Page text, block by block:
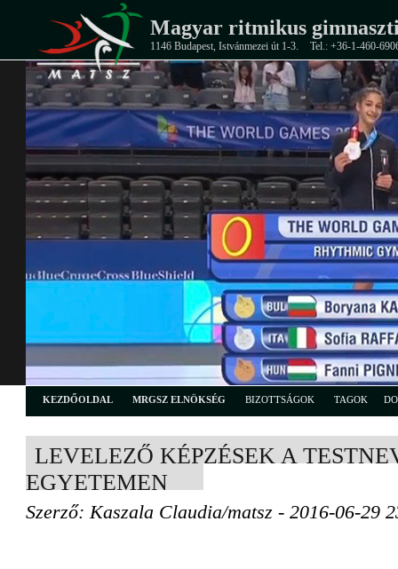
Magyar ritmikus
1146 Budapest, Istvánmezei út 1-3. Tel.: +36-1-460-
KEZDŐOLDAL MRGSZ ELNÖKSÉG BIZOTTSÁGOK TAGOK
LEVELEZŐ KÉPZÉSEK A
EGYETEMEN
Szerző: Kaszala Claudia/matsz - 2016-06-29